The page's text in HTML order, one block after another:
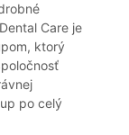
Care je
ktorý
po celý